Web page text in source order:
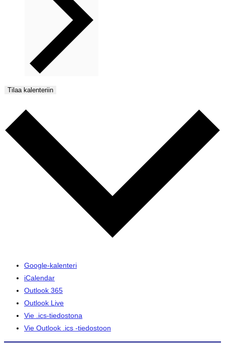
Tilaa kalenteriin
Google-kalenteri
iCalendar
Outlook 365
Outlook Live
Vie .ics-tiedostona
Vie Outlook .ics -tiedostoon